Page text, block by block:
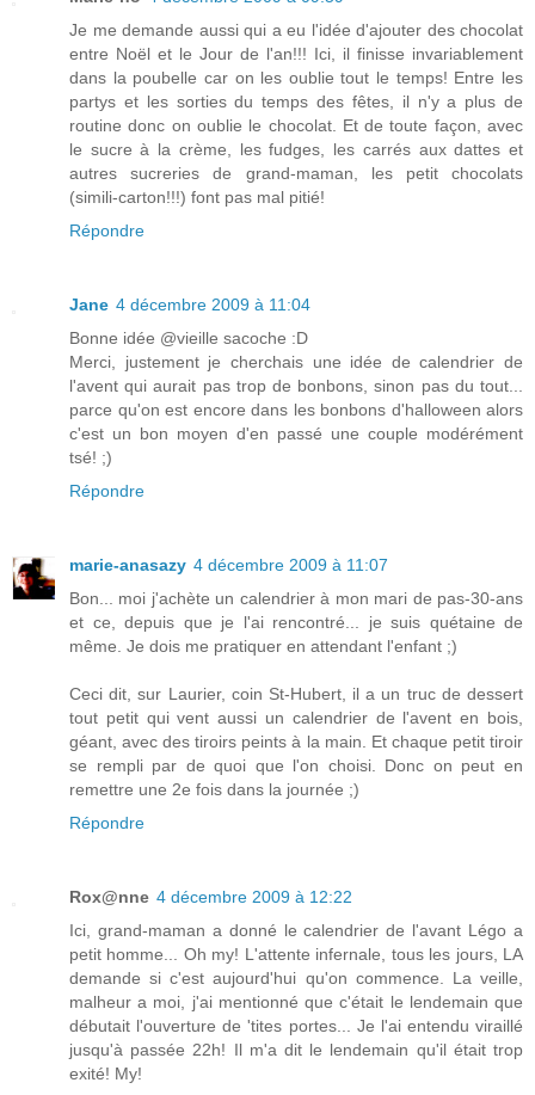
Je me demande aussi qui a eu l'idée d'ajouter des chocolat
entre Noël et le Jour de l'an!!! Ici, il finisse invariablement
dans la poubelle car on les oublie tout le temps! Entre les
partys et les sorties du temps des fêtes, il n'y a plus de
routine donc on oublie le chocolat. Et de toute façon, avec
le sucre à la crème, les fudges, les carrés aux dattes et
autres sucreries de grand-maman, les petit chocolats
(simili-carton!!!) font pas mal pitié!
Répondre
Jane 4 décembre 2009 à 11:04
Bonne idée @vieille sacoche :D
Merci, justement je cherchais une idée de calendrier de
l'avent qui aurait pas trop de bonbons, sinon pas du tout...
parce qu'on est encore dans les bonbons d'halloween alors
c'est un bon moyen d'en passé une couple modérément
tsé! ;)
Répondre
marie-anasazy 4 décembre 2009 à 11:07
Bon... moi j'achète un calendrier à mon mari de pas-30-ans
et ce, depuis que je l'ai rencontré... je suis quétaine de
même. Je dois me pratiquer en attendant l'enfant ;)
Ceci dit, sur Laurier, coin St-Hubert, il a un truc de dessert
tout petit qui vent aussi un calendrier de l'avent en bois,
géant, avec des tiroirs peints à la main. Et chaque petit tiroir
se rempli par de quoi que l'on choisi. Donc on peut en
remettre une 2e fois dans la journée ;)
Répondre
Rox@nne 4 décembre 2009 à 12:22
Ici, grand-maman a donné le calendrier de l'avant Légo a
petit homme... Oh my! L'attente infernale, tous les jours, LA
demande si c'est aujourd'hui qu'on commence. La veille,
malheur a moi, j'ai mentionné que c'était le lendemain que
débutait l'ouverture de 'tites portes... Je l'ai entendu viraillé
jusqu'à passée 22h! Il m'a dit le lendemain qu'il était trop
exité! My!